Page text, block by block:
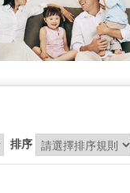
排序